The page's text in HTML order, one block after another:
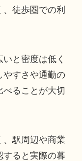
徒歩圏での利
と密度は低く
やすさや通勤の
ることが大切
、駅周辺や商業
すると実際の暮